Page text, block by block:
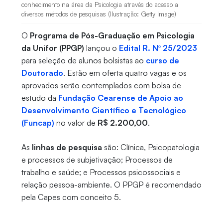
conhecimento na área da Psicologia através do acesso a
diversos métodos de pesquisas (Ilustração: Getty Image)
O Programa de Pós-Graduação em Psicologia
da Unifor (PPGP) lançou o Edital R. Nº 25/2023
para seleção de alunos bolsistas ao curso de
Doutorado. Estão em oferta quatro vagas e os
aprovados serão contemplados com bolsa de
estudo da Fundação Cearense de Apoio ao
Desenvolvimento Científico e Tecnológico
(Funcap) no valor de R$ 2.200,00.
As linhas de pesquisa são: Clínica, Psicopatologia
e processos de subjetivação; Processos de
trabalho e saúde; e Processos psicossociais e
relação pessoa-ambiente. O PPGP é recomendado
pela Capes com conceito 5.